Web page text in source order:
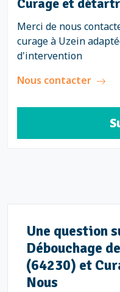
Curage et
Merci de nous
curage à Uzein
d'intervention
Nous contacter
Une question
Débouchage
(64230) et
Nous